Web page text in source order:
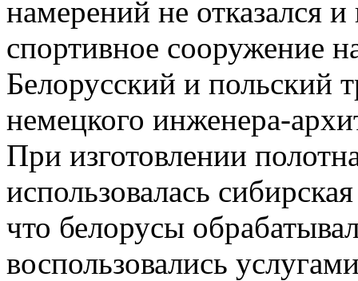
намерений не отказался
спортивное сооружение
Белорусский и польский
немецкого инженера-
При изготовлении
использовалась
что белорусы
воспользовались